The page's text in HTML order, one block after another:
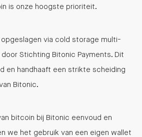
is onze hoogste prioriteit.
via cold storage multi-
Stichting Bitonic Payments. Dit
en handhaaft een strikte scheiding
Bitonic.
bitcoin bij Bitonic eenvoud en
we het gebruik van een eigen wallet